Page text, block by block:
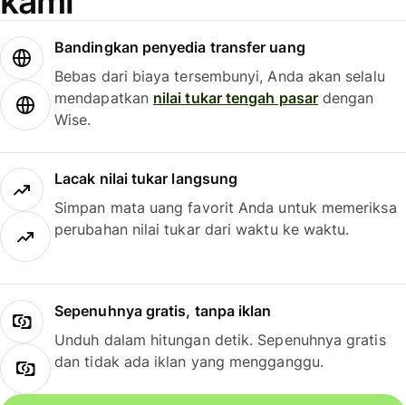
Bandingkan penyedia transfer uang
Bebas dari biaya tersembunyi, Anda akan selalu
mendapatkan nilai tukar tengah pasardengan
Wise.
Lacak nilai tukar langsung
Simpan mata uang favorit Anda untuk memeriksa
perubahan nilai tukar dari waktu ke waktu.
Sepenuhnya gratis, tanpa iklan
Unduh dalam hitungan detik. Sepenuhnya gratis
dan tidak ada iklan yang mengganggu.